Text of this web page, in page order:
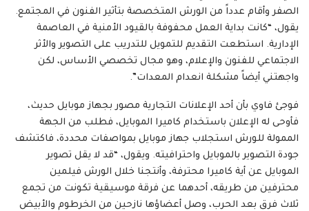
الصفر وأقام عدداً من الورش المتخصصة بتأثير الفنون في المجتمع.
يقول، “كانت بداية العمل محفوفة بالقيود الأمنية في العاصمة
الإدارية. استطعت التقديم للتمويل للتدريب على التصوير والأثر
الاجتماعي للفنون والإعلام، وهو مجال تخصصي الأساس، لكن
واجهتني أيضاً مشكلة انعدام المعدات”.
فوجئ فاوي بأن أحد الإعلانات التجارية مصور بجهاز موبايل حديث،
فأوحى له الإعلان باستخدام كاميرا الموبايل، فطلب من الجهة
الممولة للورش استجلاب جهاز موبايل بمواصفات محددة، فاكتشف
جودة التصوير بالموبايل واحترافيته. ويقول، “قد لا يقل تصوير
الموبايل عن أية كاميرا محترفة، وأنتجنا خلال الورش فيلمين
محترفين من طريقه، أحدهما عن فرقة موسيقية تكونت من تجمع
ثلاث فرق بعد الحرب، وصل أعضاؤها نازحين من الخرطوم والأبيض